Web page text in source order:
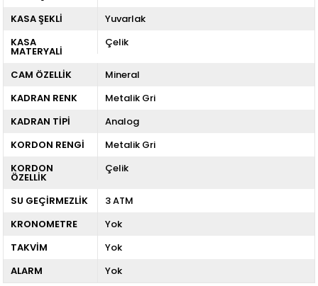
KASA ŞEKLİ
Yuvarlak
KASA
MATERYALİ
Çelik
CAM ÖZELLİK
Mineral
KADRAN RENK
Metalik Gri
KADRAN TİPİ
Analog
KORDON RENGİ
Metalik Gri
KORDON
ÖZELLİK
Çelik
SU GEÇİRMEZLİK
3 ATM
KRONOMETRE
Yok
TAKVİM
Yok
ALARM
Yok